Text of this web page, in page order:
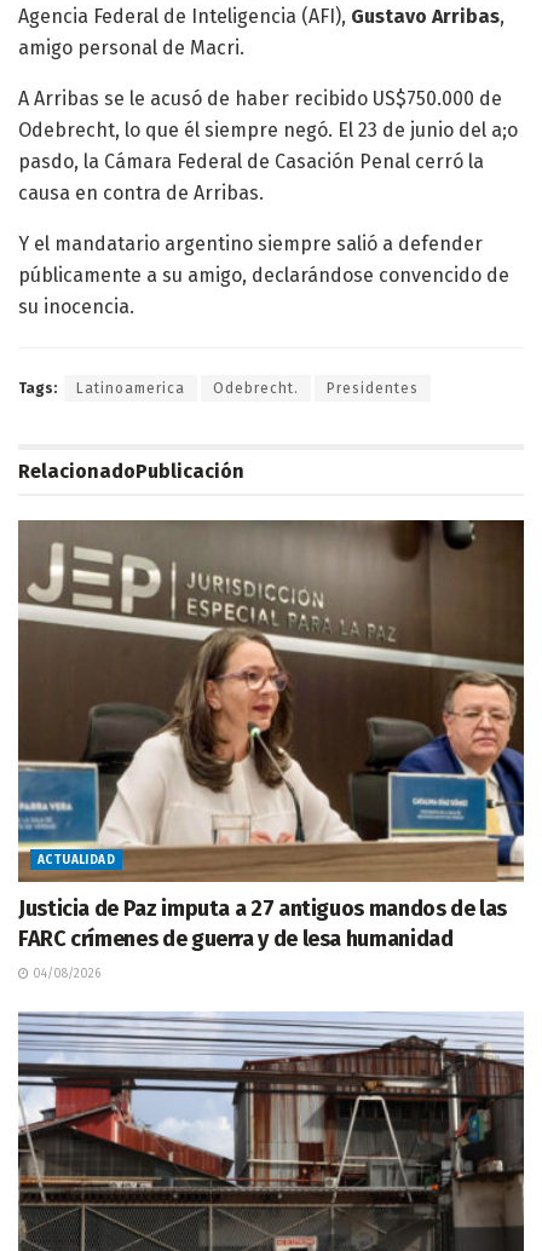
Agencia Federal de Inteligencia (AFI), Gustavo Arribas,
amigo personal de Macri.
A Arribas se le acusó de haber recibido US$750.000 de
Odebrecht, lo que él siempre negó. El 23 de junio del a;o
pasdo, la Cámara Federal de Casación Penal cerró la
causa en contra de Arribas.
Y el mandatario argentino siempre salió a defender
públicamente a su amigo, declarándose convencido de
su inocencia.
Tags: Latinoamerica Odebrecht. Presidentes
RelacionadoPublicación
ACTUALIDAD
Justicia de Paz imputa a 27 antiguos mandos de las
FARC crímenes de guerra y de lesa humanidad
04/08/2026